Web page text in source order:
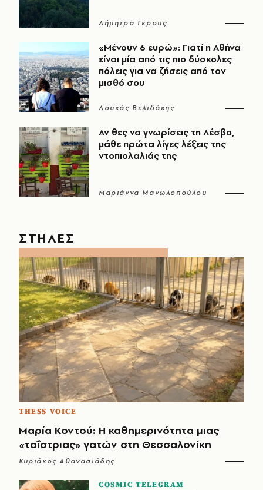
Δήμητρα Γκρους
«Μένουν 6 ευρώ»: Γιατί η Αθήνα
είναι μία από τις πιο δύσκολες
πόλεις για να ζήσεις από τον
μισθό σου
Λουκάς Βελιδάκης
Αν θες να γνωρίσεις τη Λέσβο,
μάθε πρώτα λίγες λέξεις της
ντοπιολαλιάς της
Μαριάννα Μανωλοπούλου
ΣΤΗΛΕΣ
THESS VOICE
Μαρία Κοντού: Η καθημερινότητα μιας
«ταΐστριας» γατών στη Θεσσαλονίκη
Κυριάκος Αθανασιάδης
COSMIC TELEGRAM